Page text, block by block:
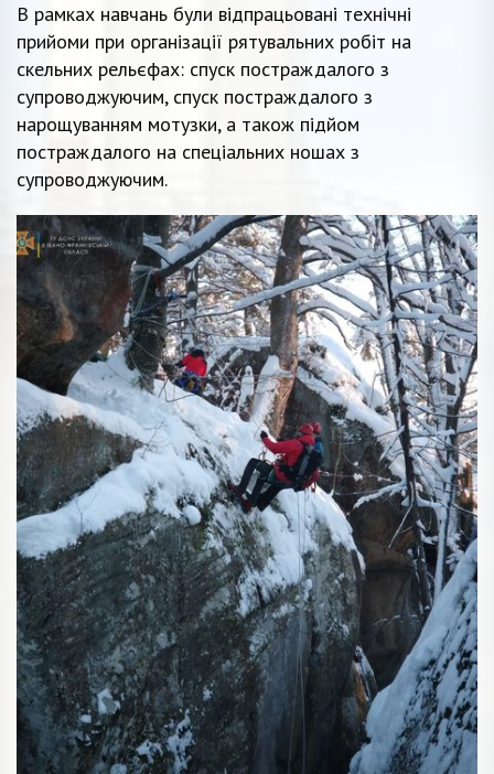
В рамках навчань були відпрацьовані технічні
прийоми при організації рятувальних робіт на
скельних рельєфах: спуск постраждалого з
супроводжуючим, спуск постраждалого з
нарощуванням мотузки, а також підйом
постраждалого на спеціальних ношах з
супроводжуючим.